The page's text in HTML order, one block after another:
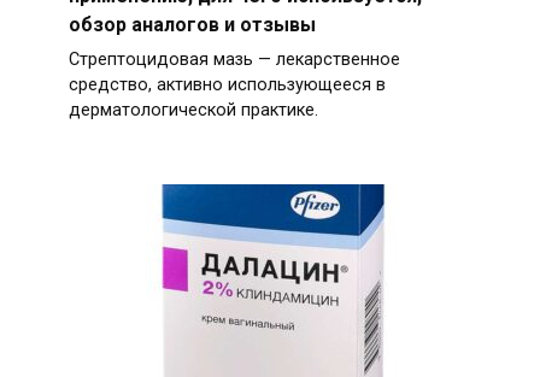
обзор аналогов и отзывы
Стрептоцидовая мазь — лекарственное
средство, активно использующееся в
дерматологической практике.